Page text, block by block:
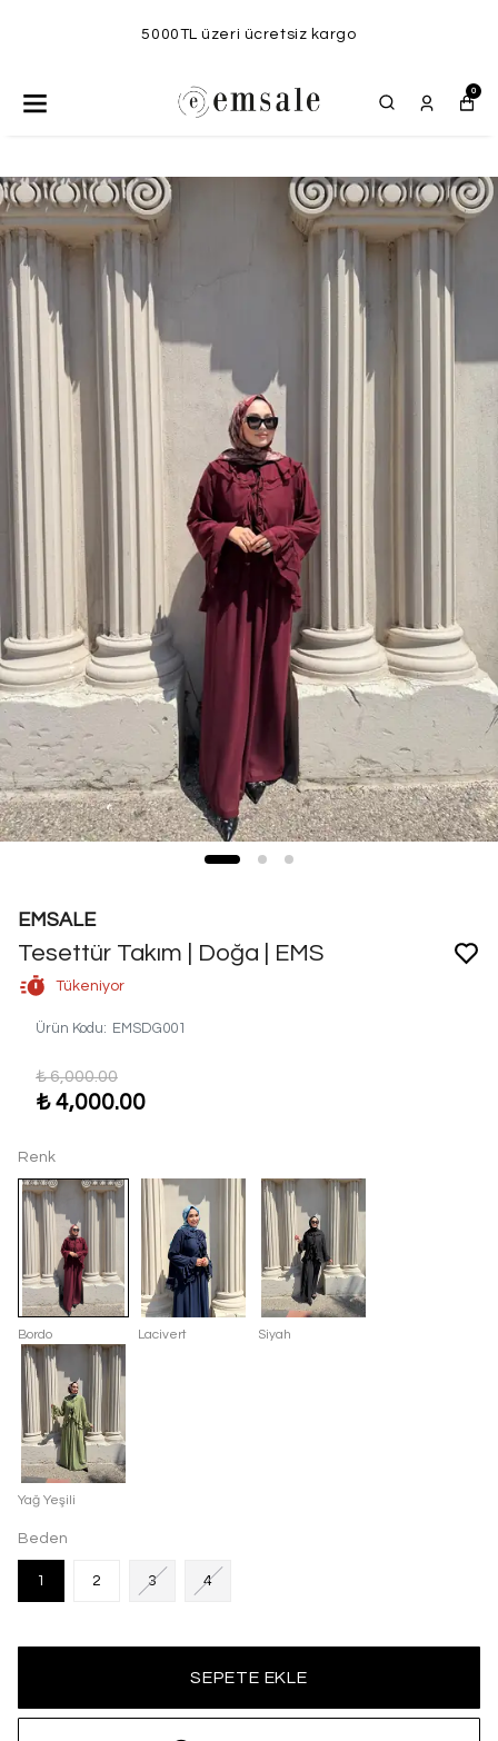
5000TL üzeri ücretsiz kargo
0
EMSALE
Tesettür Takım | Doğa | EMS
Tükeniyor
Ürün Kodu: EMSDG001
₺ 6,000.00
₺ 4,000.00
Renk
Bordo Lacivert Siyah
Yağ Yeşili
Beden
1 2 3 4
SEPETE EKLE